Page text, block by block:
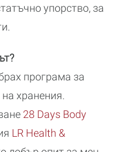
упорство, за
програма за
хранения.
28 Days Body
LR Health &